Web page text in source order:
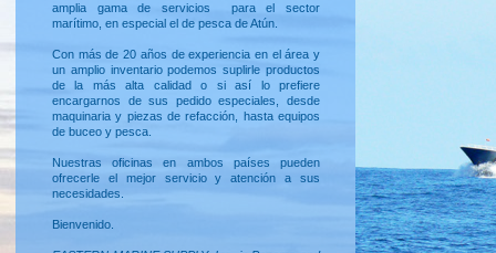
amplia gama de servicios para el sector
marítimo, en especial el de pesca de Atún.
Con más de 20 años de experiencia en el área y
un amplio inventario podemos suplirle productos
de la más alta calidad o si así lo prefiere
encargarnos de sus pedido especiales, desde
maquinaria y piezas de refacción, hasta equipos
de buceo y pesca.
Nuestras oficinas en ambos países pueden
ofrecerle el mejor servicio y atención a sus
necesidades.
Bienvenido.